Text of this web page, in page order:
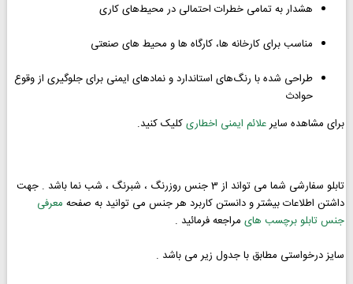
هشدار به تمامی خطرات احتمالی در محیط‌های کاری
مناسب برای کارخانه‌ ها، کارگاه‌ ها و محیط‌ های صنعتی
طراحی شده با رنگ‌های استاندارد و نمادهای ایمنی برای جلوگیری از وقوع
حوادث
برای مشاهده سایرعلائم ایمنی اخطاریکلیک کنید.
تابلو سفارشی شما می تواند از 3 جنس روزرنگ ، شبرنگ ، شب نما باشد . جهت
داشتن اطلاعات بیشتر و دانستن کاربرد هر جنس می توانید به صفحه معرفی
جنس تابلو برچسب های مراجعه فرمائید .
سایز درخواستی مطابق با جدول زیر می باشد .